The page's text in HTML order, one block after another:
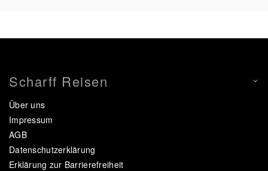
Scharff Reisen
Über uns
Impressum
AGB
Datenschutzerklärung
Erklärung zur Barrierefreiheit